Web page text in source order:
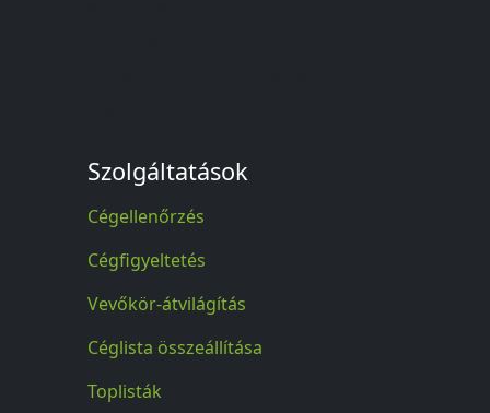
Szolgáltatások
Cégellenőrzés
Cégfigyeltetés
Vevőkör-átvilágítás
Céglista összeállítása
Toplisták